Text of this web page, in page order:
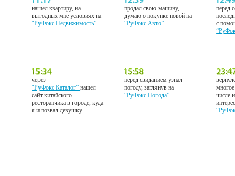
нашел квартиру, на
выгодных мне условиях на
“РуФокс Недвижимость”
продал свою машину,
думаю о покупке новой на
“РуФокс Авто”
перед
с
через
“РуФокс Каталог”нашел
сайт китайского
ресторанчика в городе, куда
я и позвал девушку
перед свиданием узнал
погоду, заглянув на
“РуФокс Погода”
числе